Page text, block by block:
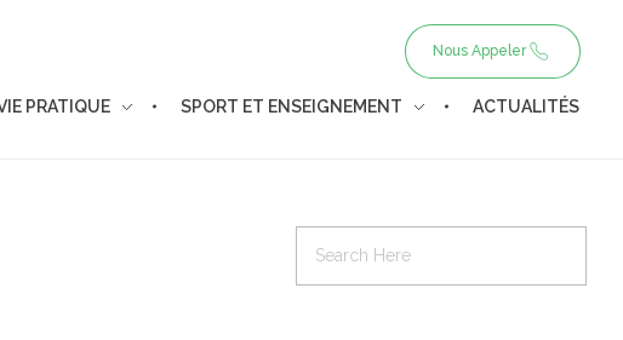
Nous Appeler
PRATIQUE SPORT ET ENSEIGNEMENT ACTUALITÉS